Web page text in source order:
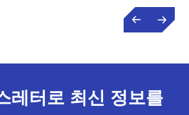
레터로 최신 정보를